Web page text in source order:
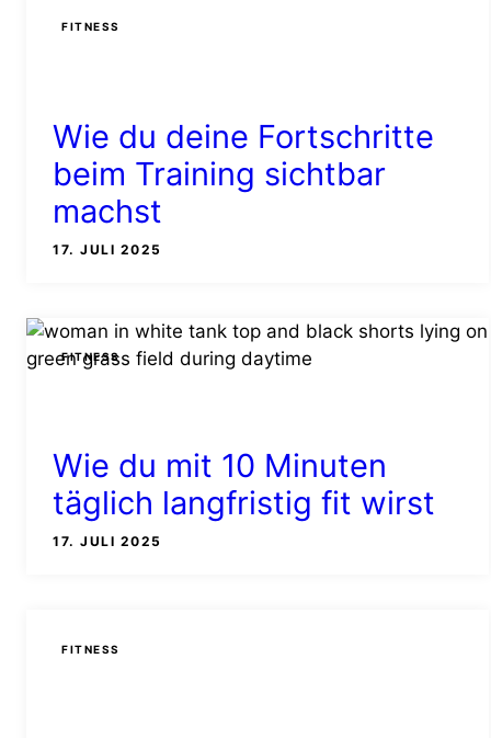
FITNESS
Wie du deine Fortschritte
beim Training sichtbar
machst
17. JULI 2025
FITNESS
Wie du mit 10 Minuten
täglich langfristig fit wirst
17. JULI 2025
FITNESS